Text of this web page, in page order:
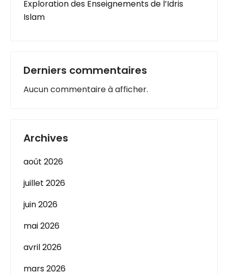
Exploration des Enseignements de l’Idris
Islam
Derniers commentaires
Aucun commentaire à afficher.
Archives
août 2026
juillet 2026
juin 2026
mai 2026
avril 2026
mars 2026